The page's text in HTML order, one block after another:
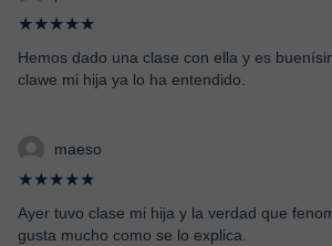
★★★★★
Hemos dado una clase con ella y es
clawe mi hija ya lo ha entendido.
maeso
★★★★★
Ayer tuvo clase mi hija y la verdad que
gusta mucho como se lo explica.